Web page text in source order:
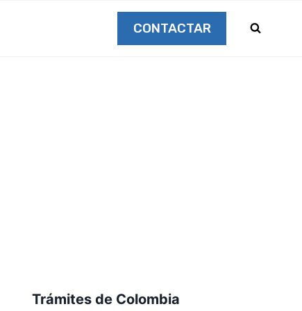
CONTACTAR
Trámites de Colombia